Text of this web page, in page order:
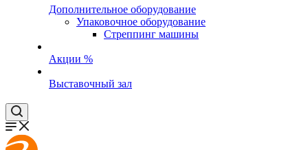
Дополнительное оборудование
Упаковочное оборудование
Стреппинг машины
Акции %
Выставочный зал